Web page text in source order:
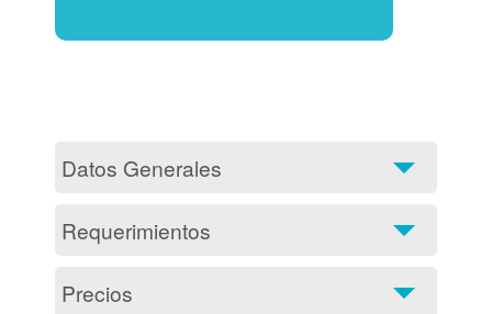
Datos Generales
Requerimientos
Precios